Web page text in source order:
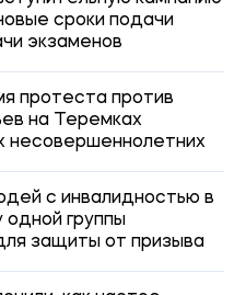
риторики в
но напряжение
через
может получить
есть ограничения
могут вернуть
жилья, какие